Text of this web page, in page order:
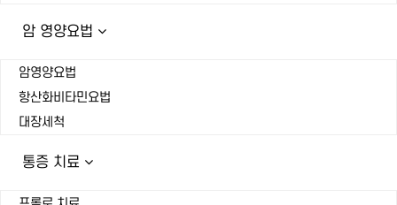
암 영양요법
암영양요법
항산화비타민요법
대장세척
통증 치료